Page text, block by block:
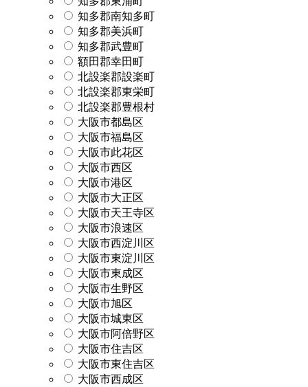
知多郡南知多町
知多郡美浜町
知多郡武豊町
額田郡幸田町
北設楽郡設楽町
北設楽郡東栄町
北設楽郡豊根村
大阪市都島区
大阪市福島区
大阪市此花区
大阪市西区
大阪市港区
大阪市大正区
大阪市天王寺区
大阪市浪速区
大阪市西淀川区
大阪市東淀川区
大阪市東成区
大阪市生野区
大阪市旭区
大阪市城東区
大阪市阿倍野区
大阪市住吉区
大阪市東住吉区
大阪市西成区